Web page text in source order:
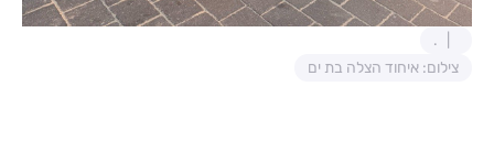
.
צילום: איחוד הצלה בת ים